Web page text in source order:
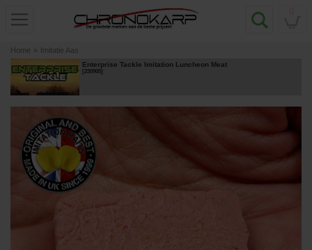
Home » Imitatie Aas
Enterprise Tackle Imitation Luncheon Meat
[230905]